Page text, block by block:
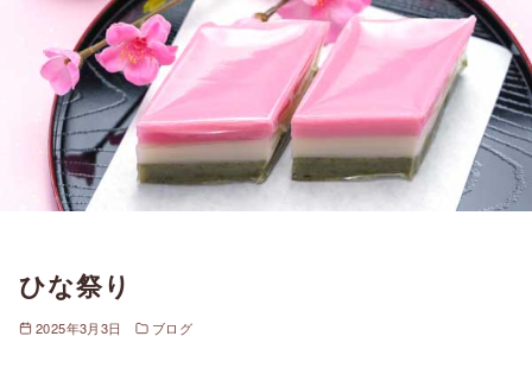
ひな祭り
2025年3月3日 ブログ